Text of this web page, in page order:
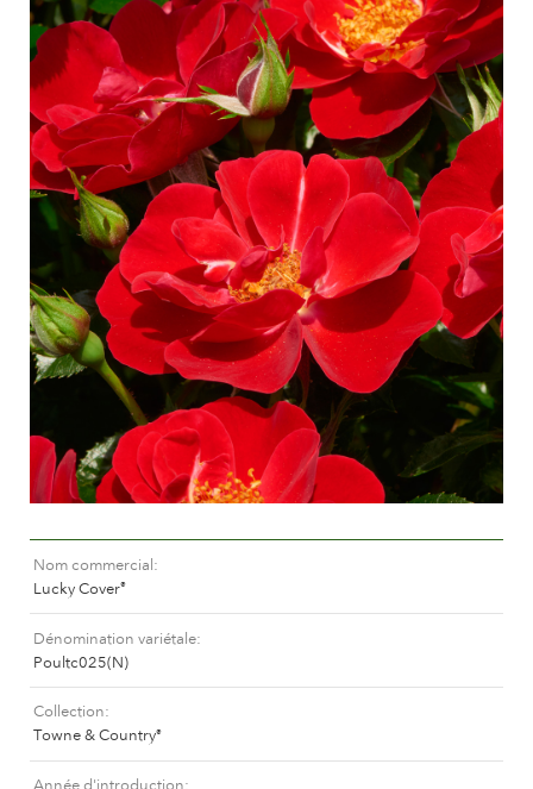
Nouvelles collections
Points de vente de nos plantes
SE SOUCIER
Entretien des roses d'extérieur
Entretien des roses d'intérieur
Entretien des clématites d'extérieur
Entretien des clématites d'intérieur
Entretien des roses "Towne & Country"
TROUVEZ LA BONNE PLANTE
HISTOIRE
Entretien des roses d'intérieur
Entretien des clématites d'extérieur
Entretien des clématites d'intérieur
Entretien des roses "Towne & Country"
TROUVEZ LA BONNE PLANTE
HISTOIRE
L'histoire de Poulsen Roser A/S
Nom commercial
Lucky Cover®
Dénomination variétale
Poultc025(N)
Collection
Towne & Country®
Année d'introduction